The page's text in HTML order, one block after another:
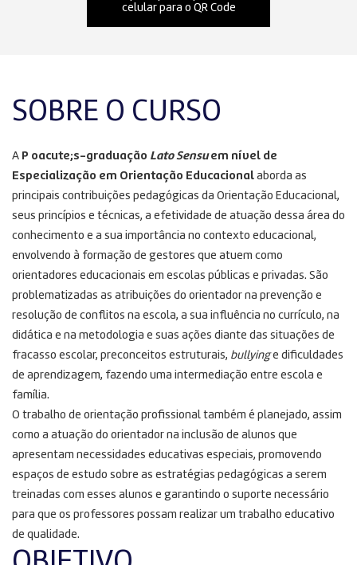
SOBRE O CURSO
A P oacute;s-graduação Lato Sensuem nível de
Especialização em Orientação Educacional aborda as
principais contribuições pedagógicas da Orientação Educacional,
seus princípios e técnicas, a efetividade de atuação dessa área do
conhecimento e a sua importância no contexto educacional,
envolvendo à formação de gestores que atuem como
orientadores educacionais em escolas públicas e privadas. São
problematizadas as atribuições do orientador na prevenção e
resolução de conflitos na escola, a sua influência no currículo, na
didática e na metodologia e suas ações diante das situações de
fracasso escolar, preconceitos estruturais, bullyinge dificuldades
de aprendizagem, fazendo uma intermediação entre escola e
família.
O trabalho de orientação profissional também é planejado, assim
como a atuação do orientador na inclusão de alunos que
apresentam necessidades educativas especiais, promovendo
espaços de estudo sobre as estratégias pedagógicas a serem
treinadas com esses alunos e garantindo o suporte necessário
para que os professores possam realizar um trabalho educativo
de qualidade.
celular para o QR Code